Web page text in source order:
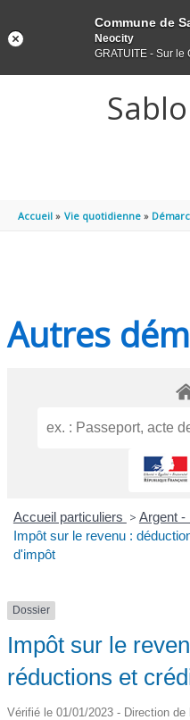
Accueil Vie quotidienne
Autres
Accueil particuliers > Argent -
Impôt sur le revenu :
d'impôt
Dossier
Impôt sur le
réductions et
Vérifié le 01/01/2023 - Direction
Commune de
Neocity
GRATUITE - Sur le